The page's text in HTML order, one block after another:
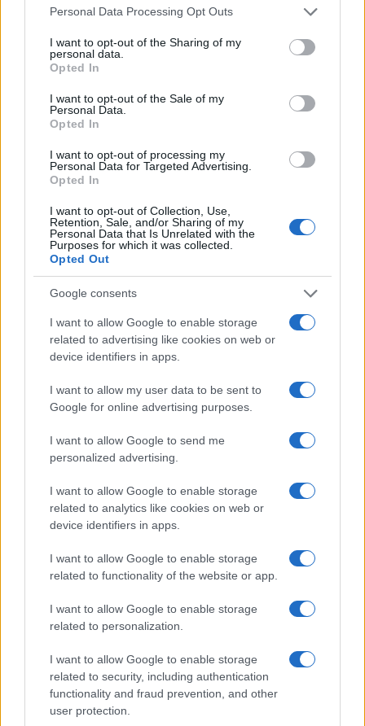
Please note that this website/app uses one or more Google
not limited to your visit or usage behaviour. You may click to
grant or deny consent to Google and its third-party tags to
use your data for below specified purposes in below Google
consent section.
Personal Data Processing Opt Outs
I want to opt-out of the Sharing of my
personal data.
Opted In
I want to opt-out of the Sale of my
Personal Data.
Opted In
I want to opt-out of processing my
Personal Data for Targeted Advertising.
Opted In
I want to opt-out of Collection, Use,
Retention, Sale, and/or Sharing of my
Personal Data that Is Unrelated with the
Purposes for which it was collected.
Opted Out
Google consents
I want to allow Google to enable storage
related to advertising like cookies on web or
device identifiers in apps.
I want to allow my user data to be sent to
Google for online advertising purposes.
I want to allow Google to send me
personalized advertising.
I want to allow Google to enable storage
related to analytics like cookies on web or
device identifiers in apps.
I want to allow Google to enable storage
related to functionality of the website or app.
I want to allow Google to enable storage
related to personalization.
I want to allow Google to enable storage
related to security, including authentication
functionality and fraud prevention, and other
user protection.
da
Condividi l'articolo
F
a
ce
b
o
o
k
T
w
it
te
r
Pi
n
te
re
st
W
h
at
A
p
p
S
h
a
Prossimo articolo
NOTIZIE RECENTI
Le previsioni meteo per il weekend a Olbia e in
vivo: un amico vip svela come fa
accoglienza minori chiude
Olbia, divieto di sosta contro spaccio e degrado:
esplode la protesta
Pausa caffè impeccabile: come scegliere la
soluzione ideale per la casa e l’ufficio